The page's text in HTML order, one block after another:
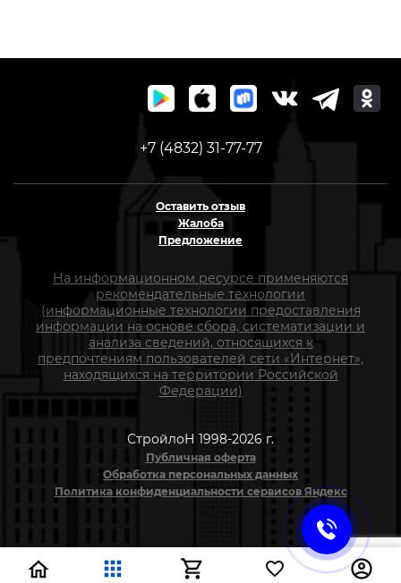
+7 (4832) 31-77-77
Оставить отзыв
Жалоба
Предложение
На информационном ресурсе применяются
рекомендательные технологии
(информационные технологии предоставления
информации на основе сбора, систематизации и
анализа сведений, относящихся к
предпочтениям пользователей сети «Интернет»,
находящихся на территории Российской
Федерации)
СтройлоН 1998-2026 г.
Публичная оферта
Обработка персональных данных
Политика конфиденциальности сервисов Яндекс